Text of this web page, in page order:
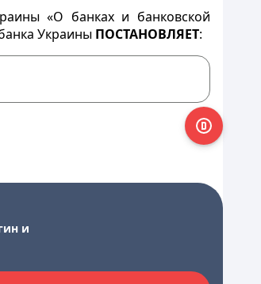
«О банках и банковской
Украины ПОСТАНОВЛЯЕТ:
и